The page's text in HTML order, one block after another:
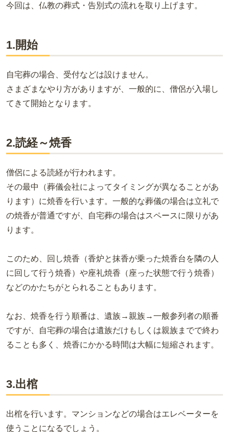
今回は、仏教の葬式・告別式の流れを取り上げます。
1.開始
自宅葬の場合、受付などは設けません。
さまざまなやり方がありますが、一般的に、僧侶が入場し
てきて開始となります。
2.読経～焼香
僧侶による読経が行われます。
その最中（葬儀会社によってタイミングが異なることがあ
ります）に焼香を行います。一般的な葬儀の場合は立礼で
の焼香が普通ですが、自宅葬の場合はスペースに限りがあ
ります。
このため、回し焼香（香炉と抹香が乗った焼香台を隣の人
に回して行う焼香）や座礼焼香（座った状態で行う焼香）
などのかたちがとられることもあります。
なお、焼香を行う順番は、遺族→親族→一般参列者の順番
ですが、自宅葬の場合は遺族だけもしくは親族までで終わ
ることも多く、焼香にかかる時間は大幅に短縮されます。
3.出棺
出棺を行います。マンションなどの場合はエレベーターを
使うことになるでしょう。